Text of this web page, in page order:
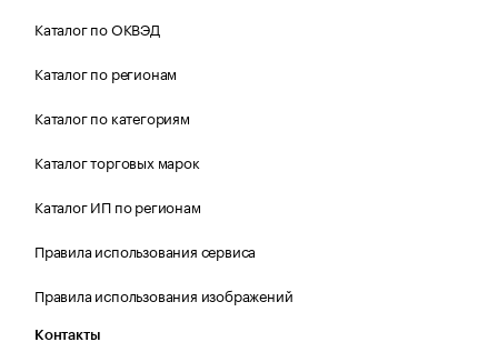
Каталог по ОКВЭД
Каталог по регионам
Каталог по категориям
Каталог торговых марок
Каталог ИП по регионам
Правила использования сервиса
Правила использования изображений
Контакты